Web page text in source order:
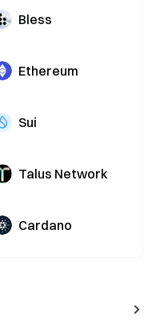
Bless
Ethereum
Sui
Talus Network
Cardano